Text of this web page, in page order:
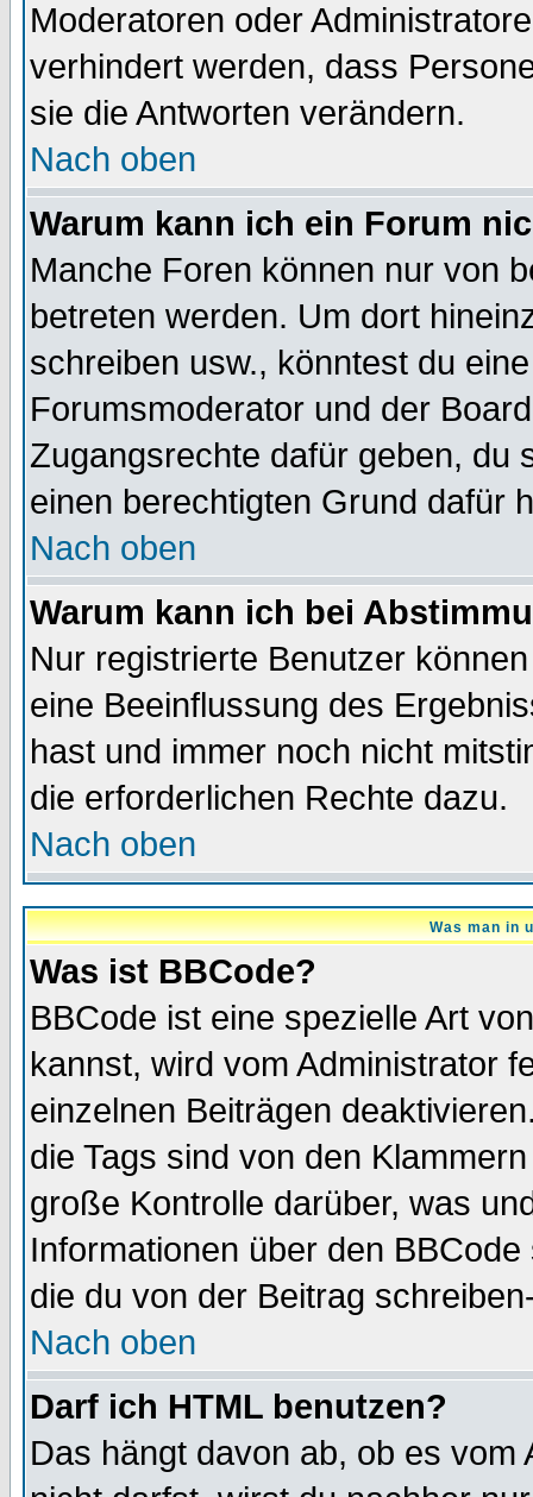
Moderatoren oder
verhindert werden, dass
sie die Antworten verändern.
Nach oben
Warum kann ich ein Forum
Manche Foren können nur von
betreten werden. Um dort
schreiben usw., könntest du
Forumsmoderator und der
Zugangsrechte dafür geben, du
einen berechtigten Grund dafür
Nach oben
Warum kann ich bei
Nur registrierte Benutzer
eine Beeinflussung des
hast und immer noch nicht
die erforderlichen Rechte dazu.
Nach oben
Was man in
Was ist BBCode?
BBCode ist eine spezielle Art
kannst, wird vom Administrator
einzelnen Beiträgen
die Tags sind von den
große Kontrolle darüber, was
Informationen über den
die du von der Beitrag
Nach oben
Darf ich HTML benutzen?
Das hängt davon ab, ob es